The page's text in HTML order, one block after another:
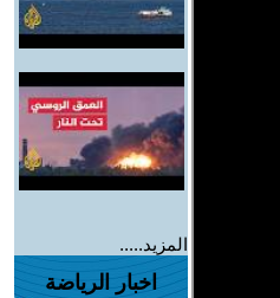
المزيد.....
اخبار الرياضة